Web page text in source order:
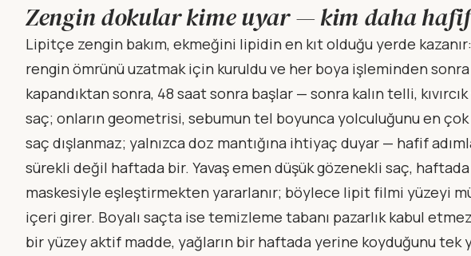
Zengin dokular kime uyar — kim daha
Lipitçe zengin bakım, ekmeğini lipidin en kıt olduğu yerde
rengin ömrünü uzatmak için kuruldu ve her boya işleminden
kapandıktan sonra, 48 saat sonra başlar — sonra kalın telli,
saç; onların geometrisi, sebumun tel boyunca yolculuğunu en
saç dışlanmaz; yalnızca doz mantığına ihtiyaç duyar — hafif
sürekli değil haftada bir. Yavaş emen düşük gözenekli saç,
maskesiyle eşleştirmekten yararlanır; böylece lipit filmi yüzeyi
içeri girer. Boyalı saçta ise temizleme tabanı pazarlık kabul
bir yüzey aktif madde, yağların bir haftada yerine koyduğunu tek